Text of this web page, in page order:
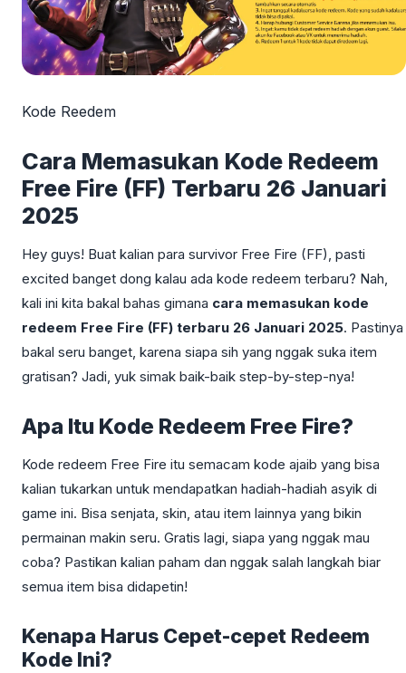
Kode Reedem
Cara Memasukan Kode Redeem
Free Fire (FF) Terbaru 26 Januari
2025
Hey guys! Buat kalian para survivor Free Fire (FF), pasti
excited banget dong kalau ada kode redeem terbaru? Nah,
kali ini kita bakal bahas gimana cara memasukan kode
redeem Free Fire (FF) terbaru 26 Januari 2025. Pastinya
bakal seru banget, karena siapa sih yang nggak suka item
gratisan? Jadi, yuk simak baik-baik step-by-step-nya!
Apa Itu Kode Redeem Free Fire?
Kode redeem Free Fire itu semacam kode ajaib yang bisa
kalian tukarkan untuk mendapatkan hadiah-hadiah asyik di
game ini. Bisa senjata, skin, atau item lainnya yang bikin
permainan makin seru. Gratis lagi, siapa yang nggak mau
coba? Pastikan kalian paham dan nggak salah langkah biar
semua item bisa didapetin!
Kenapa Harus Cepet-cepet Redeem
Kode Ini?